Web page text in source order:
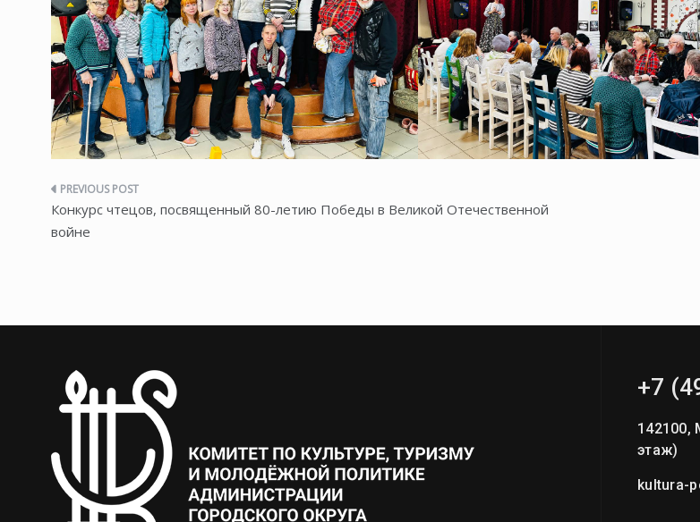
Навигация
по
Конкурс чтецов, посвященный 80-летию Победы в Великой Отечественной
войне
+7
142100,
этаж)
kultura-